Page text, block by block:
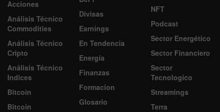
Acciones
Análisis Técnico
Commodities
Análisis Técnico
Cripto
Análisis Técnico
Indices
Bitcoin
Bitcoin
Divisas
Earnings
En Tendencia
Energía
Finanzas
Formacion
Glosario
NFT
Podcast
Sector Energético
Sector Financiero
Sector
Tecnologico
Streamings
Terra